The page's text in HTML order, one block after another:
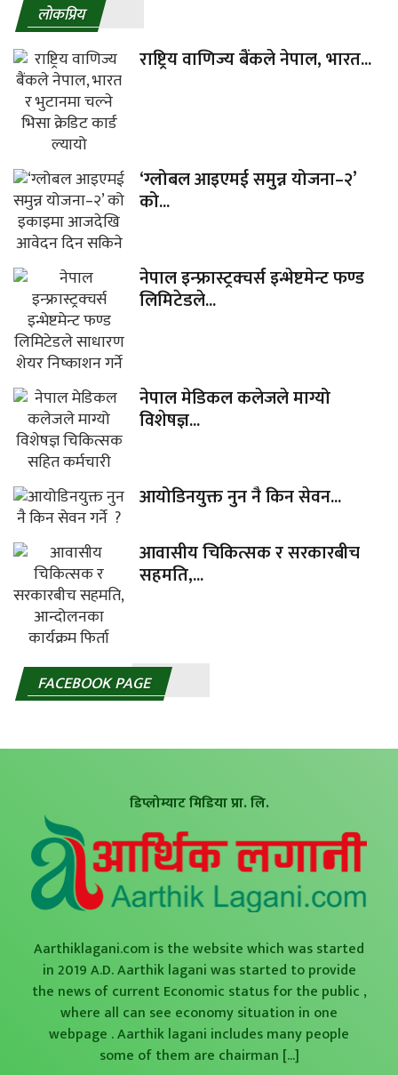
लाेकप्रिय
राष्ट्रिय वाणिज्य बैंकले नेपाल, भारत...
‘ग्लोबल आइएमई समुन्न योजना–२’
को...
नेपाल इन्फ्रास्ट्रक्चर्स इन्भेष्टमेन्ट फण्ड
लिमिटेडले...
नेपाल मेडिकल कलेजले माग्यो
विशेषज्ञ...
आयोडिनयुक्त नुन नै किन सेवन...
आवासीय चिकित्सक र सरकारबीच
सहमति,...
FACEBOOK PAGE
डिप्लोम्याट मिडिया प्रा. लि.
Aarthiklagani.com is the website which was started
in 2019 A.D. Aarthik lagani was started to provide
the news of current Economic status for the public ,
where all can see economy situation in one
webpage . Aarthik lagani includes many people
some of them are chairman [...]